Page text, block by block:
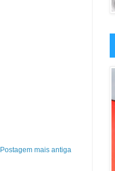
Postagem mais antiga